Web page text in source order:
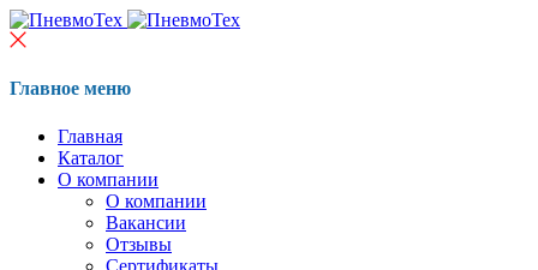
Главное меню
Главная
Каталог
О компании
О компании
Вакансии
Отзывы
Сертификаты